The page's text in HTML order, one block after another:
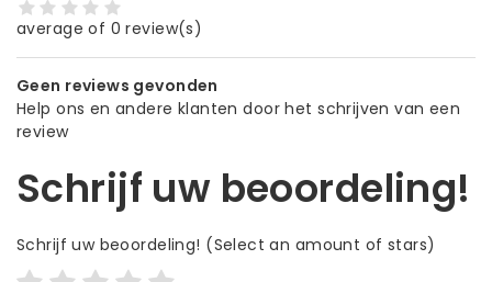
average of 0 review(s)
Geen reviews gevonden
Help ons en andere klanten door het schrijven van een
review
Schrijf uw beoordeling!
Schrijf uw beoordeling! (Select an amount of stars)